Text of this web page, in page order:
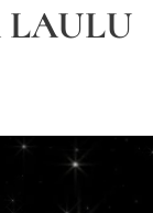
LAULU